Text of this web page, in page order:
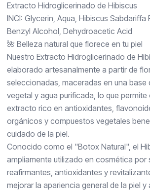
Extracto Hidroglicerinado de Hibiscus
INCI: Glycerin, Aqua, Hibiscus Sabdariffa
Benzyl Alcohol, Dehydroacetic Acid
🌺 Belleza natural que florece en tu piel
Nuestro Extracto Hidroglicerinado de
elaborado artesanalmente a partir de
seleccionadas, maceradas en una base
vegetal y agua purificada, lo que permite
extracto rico en antioxidantes,
orgánicos y compuestos vegetales
cuidado de la piel.
Conocido como el "Botox Natural", el
ampliamente utilizado en cosmética por
reafirmantes, antioxidantes y
mejorar la apariencia general de la piel